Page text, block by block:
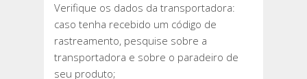
Verifique os dados da transportadora:
caso tenha recebido um código de
rastreamento, pesquise sobre a
transportadora e sobre o paradeiro de
seu produto;